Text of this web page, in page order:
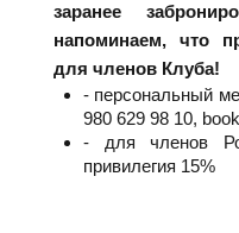
заранее
напоминаем, что
для членов Клуба!
- персональный
980 629 98 10,
- для членов
привилегия 15%